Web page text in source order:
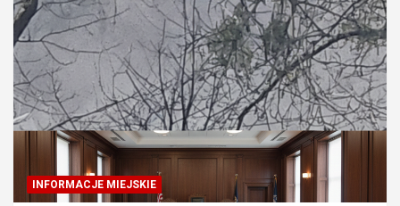
INFORMACJE MIEJSKIE